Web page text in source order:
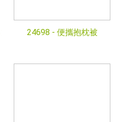
24698 - 便攜抱枕被